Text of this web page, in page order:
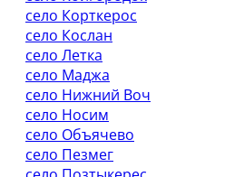
село Корткерос
село Кослан
село Летка
село Маджа
село Нижний Воч
село Носим
село Объячево
село Пезмег